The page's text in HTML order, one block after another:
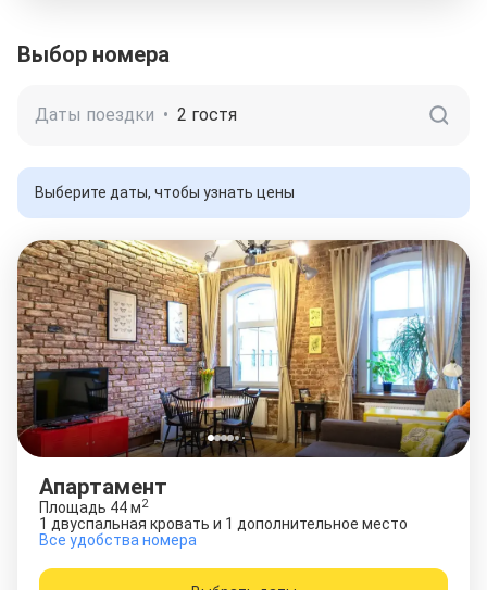
Выбор номера
Даты поездки • 2 гостя
Выберите даты, чтобы узнать цены
Апартамент
Площадь 44м2
1 двуспальная кровать и 1 дополнительное место
Все удобства номера